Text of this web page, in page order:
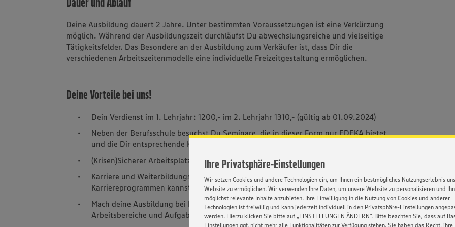
Ihre Privatsphäre-Einstellungen
Wir setzen Cookies und andere Technologien ein, um Ihnen ein bestmögliches Nutzungserlebnis
Website zu ermöglichen. Wir verwenden Ihre Daten, um unsere Website zu personalisieren und
möglichst relevante Inhalte anzubieten. Ihre Einwilligung in die Nutzung von Cookies und anderer
Technologien ist freiwillig und kann jederzeit individuell in den Privatsphäre-Einstellungen
werden. Hierzu klicken Sie bitte auf „EINSTELLUNGEN ÄNDERN”. Bitte beachten Sie, dass auf
Einstellungen ggf. nicht mehr alle Funktionalitäten zur Verfügung stehen. Sie haben das Recht, ihre
Deine Ausbildung dauert 2 Jahre. Unter bestimmten Voraussetzungen ist eine Verkürzung
möglich. Während der Ausbildungszeit durchläufst Du abwechslungsreiche und vielseitige
Tätigkeitsfelder. Das Besondere an der Ausbildung zum Verkäufer ist, dass Dir die
verschiedenen Arbeitszeitenmodelle eine individuelle Freizeitgestaltung ermöglichen.
Deine Vorteile bei uns!
Dein Verdienst im 1. Lehrjahr: 1200,- im 2. Lehrjahr 1310,- (gültig ab 01.09.2024)
Neben der Berufsschule besuchst Du Seminare, die in dieser Form nur EDEKA bietet
und die Dir entsprechende Kenntnisse für die Praxis liefern
(Krisen)Sicherer Arbeitsplatz – gegessen wird immer
Karriere und Weiterbildungsmöglichkeiten – Mit Herz, Fleiß & unseren
Karriereprogrammen kannst Du bei uns alles werden
Mach deine Ausbildung bei EDEKA und lerne Dich selber kennen - die vielfältigen
Arbeitsbereiche und Aufgaben zeigen Dir, wer Du bist!